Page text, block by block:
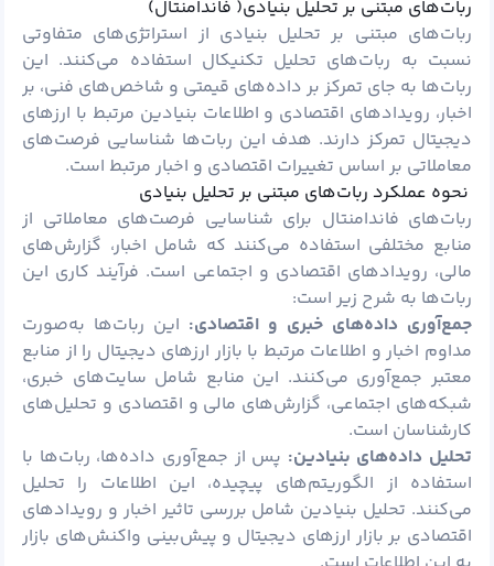
ربات‌های مبتنی بر تحلیل بنیادی( فاندامنتال)
ربات‌های مبتنی بر تحلیل بنیادی از استراتژی‌های متفاوتی
نسبت به ربات‌های تحلیل تکنیکال استفاده می‌کنند. این
ربات‌ها به جای تمرکز بر داده‌های قیمتی و شاخص‌های فنی، بر
اخبار، رویدادهای اقتصادی و اطلاعات بنیادین مرتبط با ارزهای
دیجیتال تمرکز دارند. هدف این ربات‌ها شناسایی فرصت‌های
معاملاتی بر اساس تغییرات اقتصادی و اخبار مرتبط است.
نحوه عملکرد ربات‌های مبتنی بر تحلیل بنیادی
ربات‌های فاندامنتال برای شناسایی فرصت‌های معاملاتی از
منابع مختلفی استفاده می‌کنند که شامل اخبار، گزارش‌های
مالی، رویدادهای اقتصادی و اجتماعی است. فرآیند کاری این
ربات‌ها به شرح زیر است:
جمع‌آوری داده‌های خبری و اقتصادی: این ربات‌ها به‌صورت
مداوم اخبار و اطلاعات مرتبط با بازار ارزهای دیجیتال را از منابع
معتبر جمع‌آوری می‌کنند. این منابع شامل سایت‌های خبری،
شبکه‌های اجتماعی، گزارش‌های مالی و اقتصادی و تحلیل‌های
کارشناسان است.
تحلیل داده‌های بنیادین: پس از جمع‌آوری داده‌ها، ربات‌ها با
استفاده از الگوریتم‌های پیچیده، این اطلاعات را تحلیل
می‌کنند. تحلیل بنیادین شامل بررسی تاثیر اخبار و رویدادهای
اقتصادی بر بازار ارزهای دیجیتال و پیش‌بینی واکنش‌های بازار